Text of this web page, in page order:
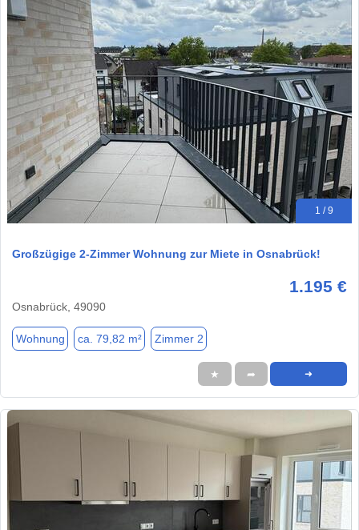
1 / 9
Großzügige 2-Zimmer Wohnung zur Miete in Osnabrück!
1.195 €
Osnabrück, 49090
Wohnung ca. 79,82 m² Zimmer 2
★ ➦ ➜